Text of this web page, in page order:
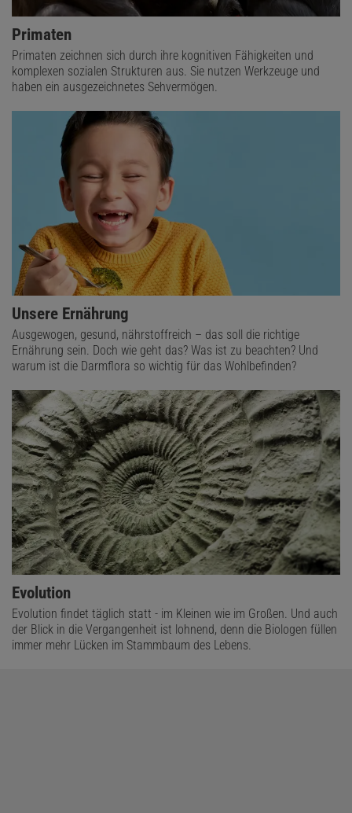
Primaten
Primaten zeichnen sich durch ihre kognitiven Fähigkeiten und
komplexen sozialen Strukturen aus. Sie nutzen Werkzeuge und
haben ein ausgezeichnetes Sehvermögen.
Unsere Ernährung
Ausgewogen, gesund, nährstoffreich – das soll die richtige
Ernährung sein. Doch wie geht das? Was ist zu beachten? Und
warum ist die Darmflora so wichtig für das Wohlbefinden?
Evolution
Evolution findet täglich statt - im Kleinen wie im Großen. Und auch
der Blick in die Vergangenheit ist lohnend, denn die Biologen füllen
immer mehr Lücken im Stammbaum des Lebens.